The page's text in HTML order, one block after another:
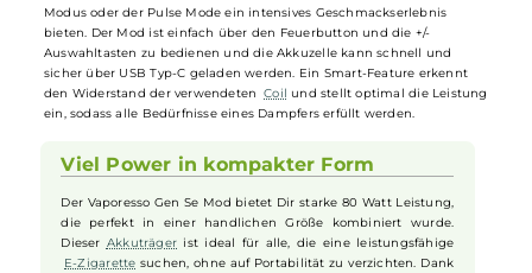
der Modeine beeindruckende Leistung von bis zu 80 Watt. Das
ansprechende Design wird durch abgerundete Kanten und eine
griffige Oberflächenbeschaffenheit ergänzt, die für eine angenehme
Handhabung sorgen. Ausgestattet mit Vaporesso's AXON Chipsatz,
gewährleistet der Gen Se Mod eine herausragende Performance und
Sicherheit dank umfassender
Schutzschaltungen
scharf an, während verschiedene Dampfmodi wie der innovative F(t)
Modus oder der Pulse Mode ein intensives Geschmackserlebnis
bieten. Der Mod ist einfach über den Feuerbutton und die +/-
Auswahltasten zu bedienen und die Akkuzelle kann schnell und
sicher über USB Typ-C geladen werden. Ein Smart-Feature erkennt